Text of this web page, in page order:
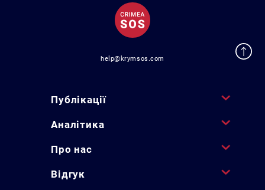
help@krymsos.com
Публікації
Аналітика
Про нас
Відгук